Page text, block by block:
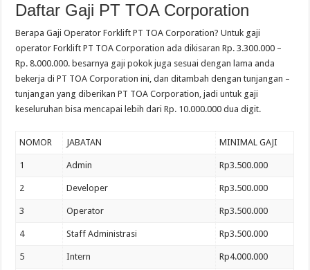
Daftar Gaji PT TOA Corporation
Berapa Gaji Operator Forklift PT TOA Corporation? Untuk gaji
operator Forklift PT TOA Corporation ada dikisaran Rp. 3.300.000 –
Rp. 8.000.000. besarnya gaji pokok juga sesuai dengan lama anda
bekerja di PT TOA Corporation ini, dan ditambah dengan tunjangan –
tunjangan yang diberikan PT TOA Corporation, jadi untuk gaji
keseluruhan bisa mencapai lebih dari Rp. 10.000.000 dua digit.
NOMOR JABATAN MINIMAL GAJI
1 Admin Rp3.500.000
2 Developer Rp3.500.000
3 Operator Rp3.500.000
4 Staff Administrasi Rp3.500.000
5 Intern Rp4.000.000